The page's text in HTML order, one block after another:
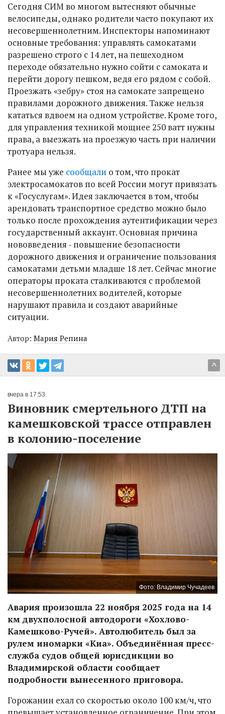
Сегодня СИМ во многом вытесняют обычные
велосипеды, однако родители часто покупают их
несовершеннолетним. Инспекторы напоминают
основные требования: управлять самокатами
разрешено строго с 14 лет, на пешеходном
переходе обязательно нужно сойти с самоката и
перейти дорогу пешком, ведя его рядом с собой.
Проезжать «зебру» стоя на самокате запрещено
правилами дорожного движения. Также нельзя
кататься вдвоем на одном устройстве. Кроме того,
для управления техникой мощнее 250 ватт нужны
права, а выезжать на проезжую часть при наличии
тротуара нельзя.
Ранее мы уже сообщали о том, что прокат
электросамокатов по всей России могут привязать
к «Госуслугам». Идея заключается в том, чтобы
арендовать транспортное средство можно было
только после прохождения аутентификации через
государственный аккаунт. Основная причина
нововведения - повышение безопасности
дорожного движения и ограничение пользования
самокатами детьми младше 18 лет. Сейчас многие
операторы проката сталкиваются с проблемой
несовершеннолетних водителей, которые
нарушают правила и создают аварийные
ситуации.
Автор: Мария Репина
^
вчера в 17:53
Виновник смертельного ДТП на
камешковской трассе отправлен
в колонию-поселение
Фото: Владимир Чучадеев
Авария произошла 22 ноября 2025 года на 14
км двухполосной автодороги «Хохлово-
Камешково-Ручей». Автолюбитель был за
рулем иномарки «Киа». Объединённая пресс-
служба судов общей юрисдикции во
Владимирской области сообщает
подробности вынесенного приговора.
Горожанин ехал со скоростью около 100 км/ч, что